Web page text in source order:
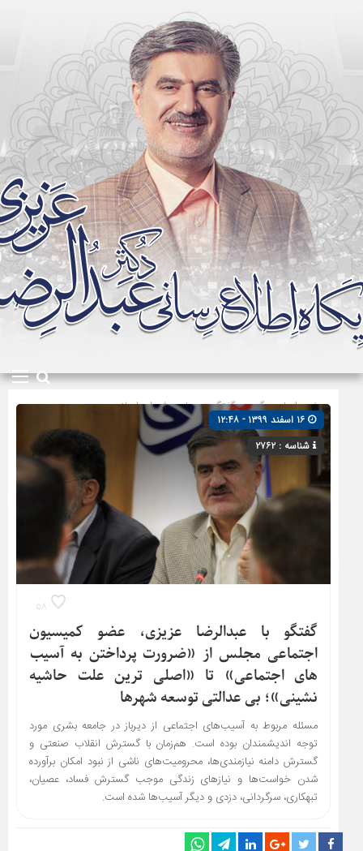
صفحه اصلی» گروه »گفتگو»مجلس شورای اسلامی
شناسه : ۲۷۶۲
۵۸
گفتگو با عبدالرضا عزیزی، عضو کمیسیون
اجتماعی مجلس از «ضرورت پرداختن به آسیب
های اجتماعی» تا «اصلی ترین علت حاشیه
نشینی»؛ بی عدالتی توسعه شهرها
مسئله مربوط به آسیب‌های اجتماعی از دیرباز در جامعه بشری مورد
توجه اندیشمندان بوده است. هم‌زمان با گسترش انقلاب صنعتی و
گسترش دامنه نیازمندی‌ها، محرومیت‌های ناشی از نبود امکان برآورده
شدن خواست‌ها و نیازهای زندگی موجب گسترش فساد، عصیان،
تبهکاری، سرگردانی، دزدی و دیگر آسیب‌ها شده است.